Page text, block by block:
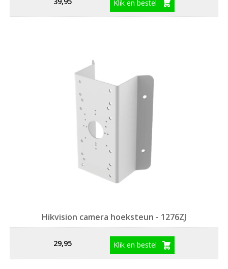
Klik en bestel
Hikvision camera hoeksteun - 1276ZJ
29,95 Klik en bestel